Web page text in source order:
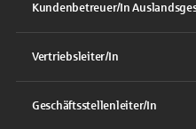
Kundenbetreuer/In
Vertriebsleiter/In
Geschäftsstellenleiter/In